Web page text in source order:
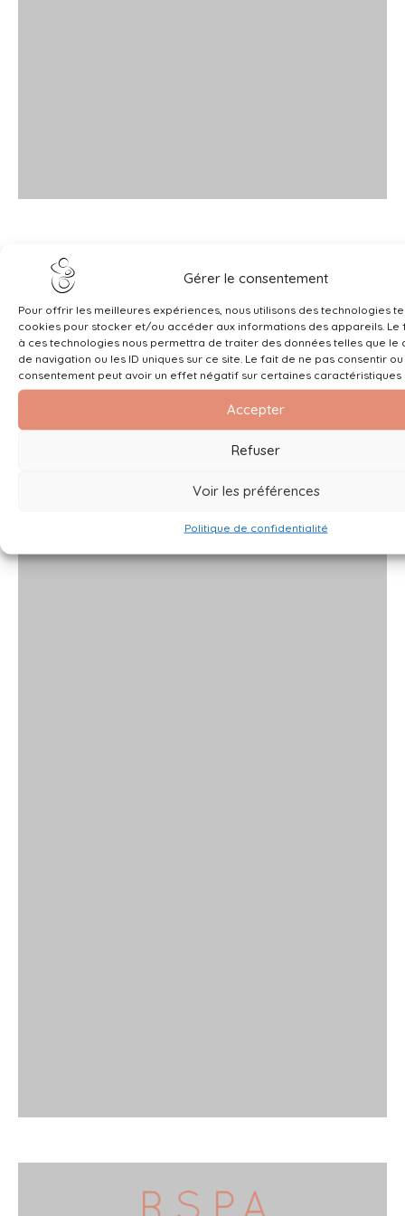
Gérer le consentement
Pour offrir les meilleures expériences, nous utilisons des technologies
cookies pour stocker et/ou accéder aux informations des appareils. Le
à ces technologies nous permettra de traiter des données telles que le
de navigation ou les ID uniques sur ce site. Le fait de ne pas consentir
consentement peut avoir un effet négatif sur certaines caractéristiques
Accepter
Refuser
Voir les préférences
Politique de confidentialité